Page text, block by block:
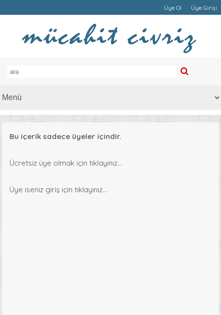
Üye Ol Üye Girişi
Bu içerik sadece üyeler içindir.
Ücretsiz üye olmak için tıklayınız...
Üye iseniz giriş için tıklayınız...